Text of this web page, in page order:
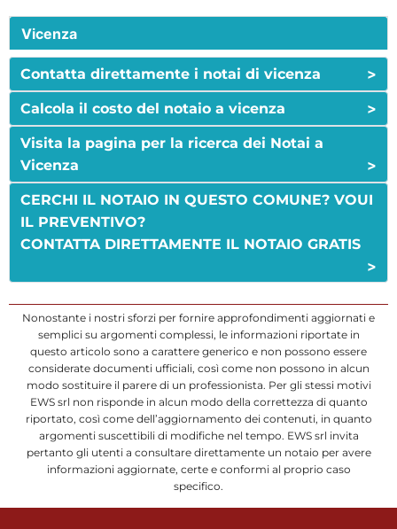
Vicenza
Contatta direttamente i notai di vicenza >
Calcola il costo del notaio a vicenza >
Visita la pagina per la ricerca dei Notai a
Vicenza
>
CERCHI IL NOTAIO IN QUESTO COMUNE? VOUI
IL PREVENTIVO?
CONTATTA DIRETTAMENTE IL NOTAIO GRATIS
>
Nonostante i nostri sforzi per fornire approfondimenti aggiornati e
semplici su argomenti complessi, le informazioni riportate in
questo articolo sono a carattere generico e non possono essere
considerate documenti ufficiali, così come non possono in alcun
modo sostituire il parere di un professionista. Per gli stessi motivi
EWS srl non risponde in alcun modo della correttezza di quanto
riportato, così come dell’aggiornamento dei contenuti, in quanto
argomenti suscettibili di modifiche nel tempo. EWS srl invita
pertanto gli utenti a consultare direttamente un notaio per avere
informazioni aggiornate, certe e conformi al proprio caso
specifico.